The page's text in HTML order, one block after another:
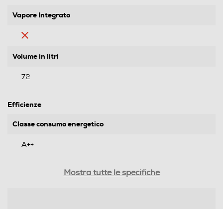
Vapore Integrato
Volume in litri
72
Efficienze
Classe consumo energetico
A++
Mostra tutte le specifiche